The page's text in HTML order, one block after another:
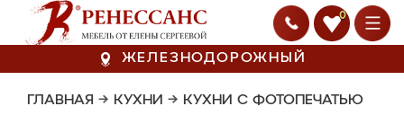
0
ЖЕЛЕЗНОДОРОЖНЫЙ
ГЛАВНАЯ → КУХНИ → КУХНИ С ФОТОПЕЧАТЬЮ